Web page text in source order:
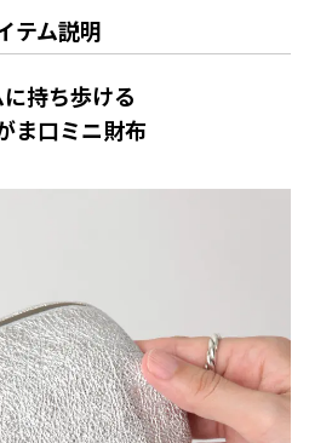
テム説明
持ち歩ける
ま口ミニ財布